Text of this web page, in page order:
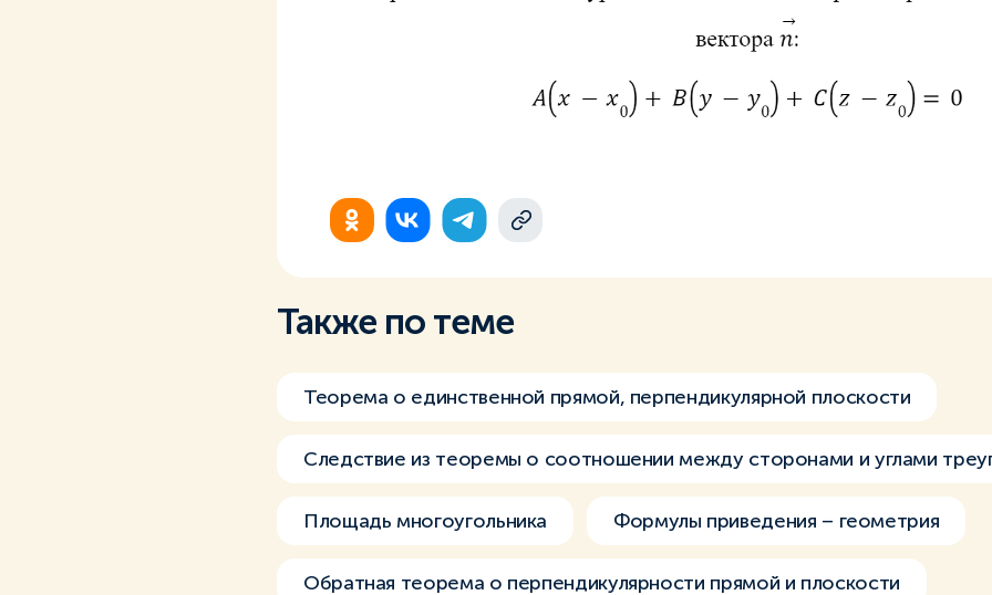
Также по теме
Теорема о единственной прямой, перпендикулярной плоскости
Следствие из теоремы о соотношении между сторонами и углами
Площадь многоугольника Формулы приведения – геометрия
Обратная теорема о перпендикулярности прямой и плоскости